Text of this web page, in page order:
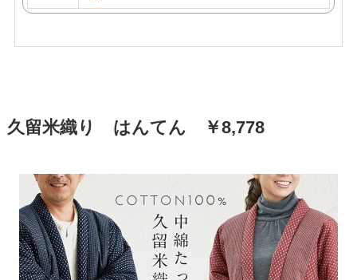
久留米織り はんてん ￥8,778